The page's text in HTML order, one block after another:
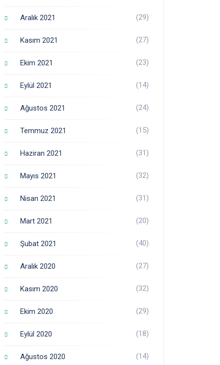
Aralık 2021 (29)
Kasım 2021 (27)
Ekim 2021 (23)
Eylül 2021 (14)
Ağustos 2021 (24)
Temmuz 2021 (15)
Haziran 2021 (31)
Mayıs 2021 (32)
Nisan 2021 (31)
Mart 2021 (20)
Şubat 2021 (40)
Aralık 2020 (27)
Kasım 2020 (32)
Ekim 2020 (29)
Eylül 2020 (18)
Ağustos 2020 (14)